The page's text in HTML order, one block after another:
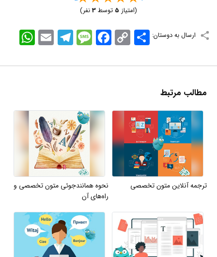
(امتیاز 5 توسط3نفر)
ارسال به دوستان: WhatsApp EmailTelegramMessageFacebook Copy
Link
اشتراک
مطالب مرتبط
ترجمه آنلاین متون تخصصی
نحوه همانندجوئی متون تخصصی و
راه‌های آن